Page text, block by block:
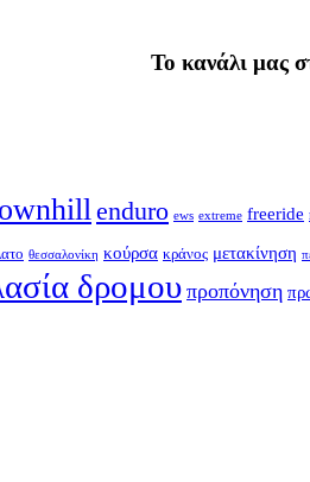
To κανάλι μας
enduro ews extreme freeride
θεσσαλονίκη κούρσα κράνος μετακίνηση
δρομου προπόνηση